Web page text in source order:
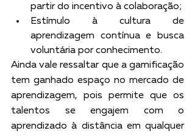
partir do incentivo à colaboração;
Estímulo à cultura de
aprendizagem contínua e busca
voluntária por conhecimento.
Ainda vale ressaltar que a gamificação
tem ganhado espaço no mercado de
aprendizagem, pois permite que os
talentos se engajem com o
aprendizado à distância em qualquer